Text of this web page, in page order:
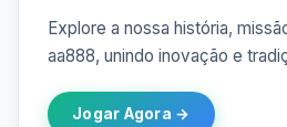
Explore a nossa história,
aa888, unindo inovação e
Jogar Agora →